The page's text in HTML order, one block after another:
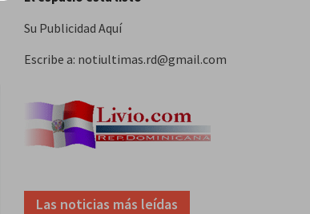
Su Publicidad Aquí
Escribe a: notiultimas.rd@gmail.com
Las noticias más leídas